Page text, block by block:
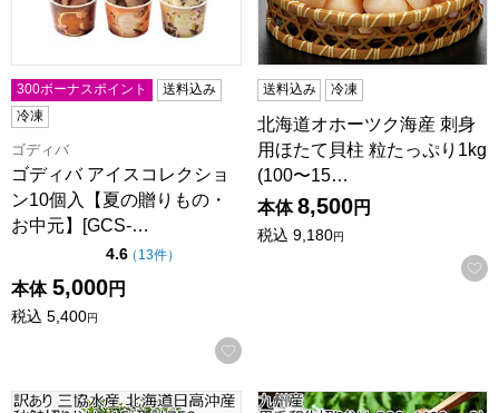
300ボーナスポイント
送料込み
冷凍
ゴディバ
ゴディバ アイスコレクショ
ン10個入【夏の贈りもの・
お中元】[GCS-…
4.6点（5点満点中）
（ 13件の評価
）
本体 5,000円
税込 5,400円
お気に入りに登録する
送料込み 冷凍
北海道オホーツク海産 刺身
用ほたて貝柱 粒たっぷり1kg
(100〜15…
本体 8,500円
税込 9,180円
訳あり 三協水産 北海道日高沖産 秋鮭切りおとし15切 計
九州産 黒毛和牛切りおとし